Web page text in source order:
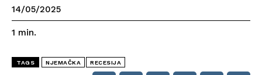
14/05/2025
1 min.
TAGS NJEMAČKA RECESIJA